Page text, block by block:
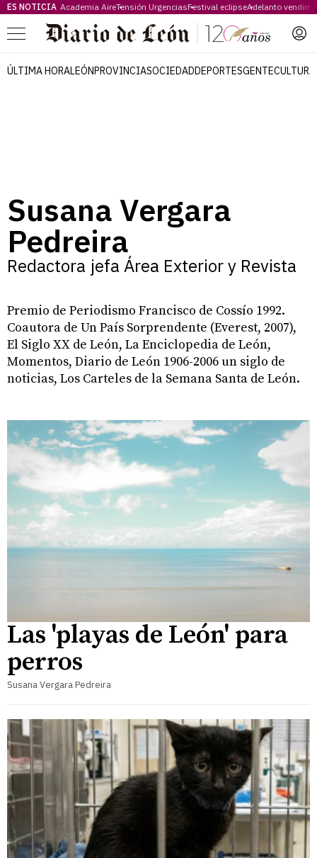
ES NOTICIA Academia AireTensión UrgenciasFestival eclipseAdelanto
Menú
ÚLTIMA HORALEÓNPROVINCIASOCIEDADDEPORTESGENTECULTURA
Susana Vergara
Pedreira
Redactora jefa Área Exterior y Revista
Premio de Periodismo Francisco de Cossío 1992.
Coautora de Un País Sorprendente (Everest, 2007),
El Siglo XX de León, La Enciclopedia de León,
Momentos, Diario de León 1906-2006 un siglo de
noticias, Los Carteles de la Semana Santa de León.
Las 'playas de León' para
perros
Susana Vergara Pedreira